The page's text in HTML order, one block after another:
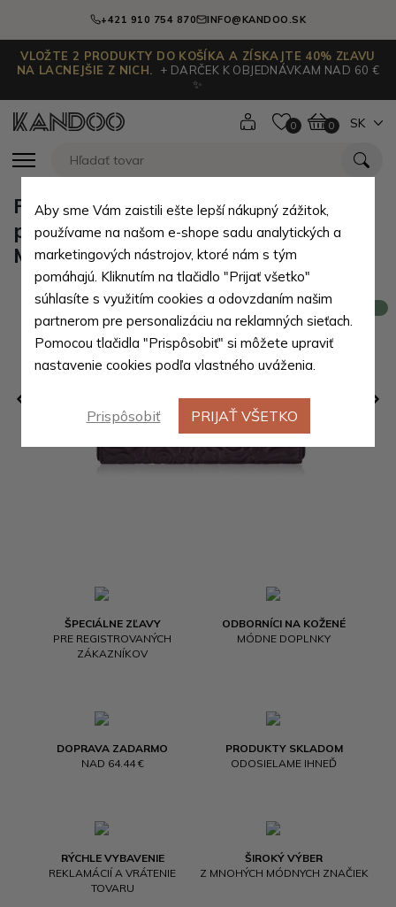
+421 910 754 870 INFO@KANDOO.SK
VLOŽTE 2 PRODUKTY DO KOŠÍKA A ZÍSKAJTE 40% ZĽAVU
NA LACNEJŠIE Z NICH.
+ DARČEK K OBJEDNÁVKAM NAD 60 €
✨
0 0 SK
ŠPECIÁLNE ZĽAVY
PRE REGISTROVANÝCH
ZÁKAZNÍKOV
ODBORNÍCI NA KOŽENÉ
MÓDNE DOPLNKY
DOPRAVA ZADARMO
NAD 64.44 €
PRODUKTY SKLADOM
ODOSIELAME IHNEĎ
RÝCHLE VYBAVENIE
REKLAMÁCIÍ A VRÁTENIE
TOVARU
ŠIROKÝ VÝBER
Z MNOHÝCH MÓDNYCH ZNAČIEK
Fialová dámska zipsová kožená
peňaženka s motívom kvetov
Margareta
Aby sme Vám zaistili ešte lepší nákupný zážitok,
používame na našom e-shope sadu analytických a
marketingových nástrojov, ktoré nám s tým
pomáhajú. Kliknutím na tlačidlo "Prijať všetko"
súhlasíte s využitím cookies a odovzdaním našim
partnerom pre personalizáciu na reklamných sieťach.
Pomocou tlačidla "Prispôsobiť" si môžete upraviť
nastavenie cookies podľa vlastného uváženia.
Prispôsobiť PRIJAŤ VŠETKO